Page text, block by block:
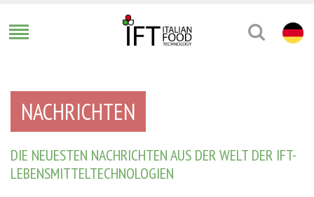
NACHRICHTEN
DIE NEUESTEN NACHRICHTEN AUS DER WELT DER IFT-
LEBENSMITTELTECHNOLOGIEN
/ di 13